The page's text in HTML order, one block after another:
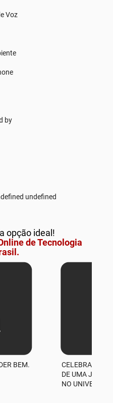
Voz
by
undefined
opção ideal!
de Tecnologia
BEM.
CELEBRAMOS
DE UMA
NO UNIVERSO